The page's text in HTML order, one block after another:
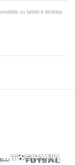
su tablet e desktop.